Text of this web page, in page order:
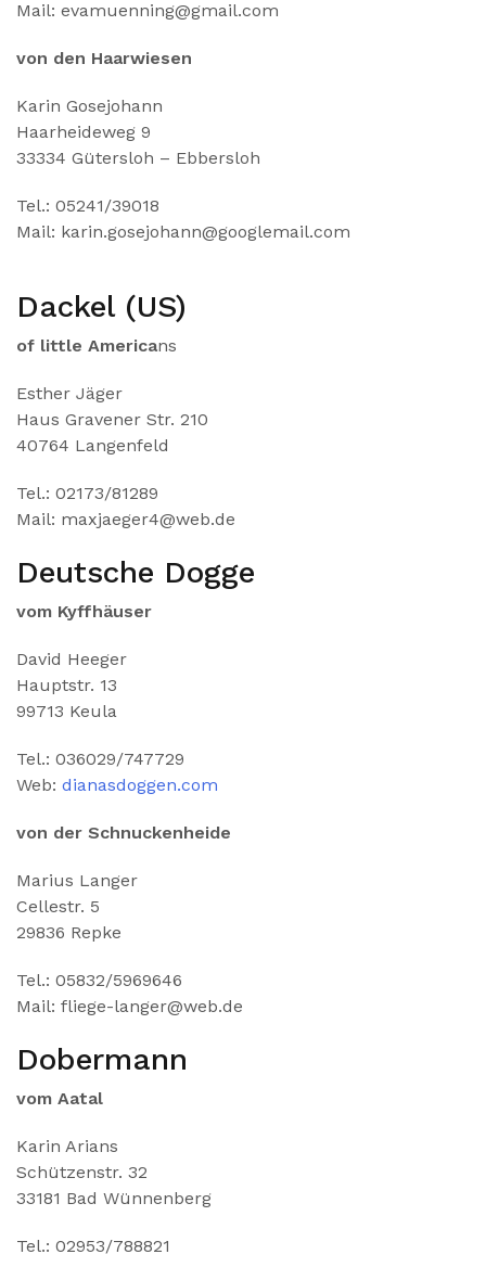
Mail: evamuenning@gmail.com
von den Haarwiesen
Karin Gosejohann
Haarheideweg 9
33334 Gütersloh – Ebbersloh
Tel.: 05241/39018
Mail: karin.gosejohann@googlemail.com
Dackel (US)
of little Americans
Esther Jäger
Haus Gravener Str. 210
40764 Langenfeld
Tel.: 02173/81289
Mail: maxjaeger4@web.de
Deutsche Dogge
vom Kyffhäuser
David Heeger
Hauptstr. 13
99713 Keula
Tel.: 036029/747729
Web: dianasdoggen.com
von der Schnuckenheide
Marius Langer
Cellestr. 5
29836 Repke
Tel.: 05832/5969646
Mail: fliege-langer@web.de
Dobermann
vom Aatal
Karin Arians
Schützenstr. 32
33181 Bad Wünnenberg
Tel.: 02953/788821